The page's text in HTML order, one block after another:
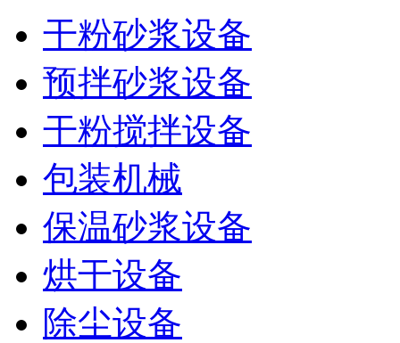
干粉砂浆设备
预拌砂浆设备
干粉搅拌设备
包装机械
保温砂浆设备
烘干设备
除尘设备